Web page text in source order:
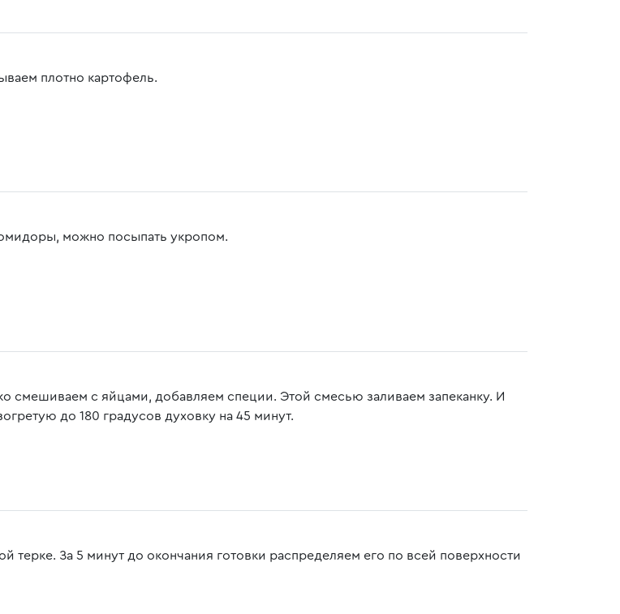
плотно картофель.
можно посыпать укропом.
смешиваем с яйцами, добавляем специи. Этой смесью заливаем запеканку. И
до 180 градусов духовку на 45 минут.
терке. За 5 минут до окончания готовки распределяем его по всей поверхности